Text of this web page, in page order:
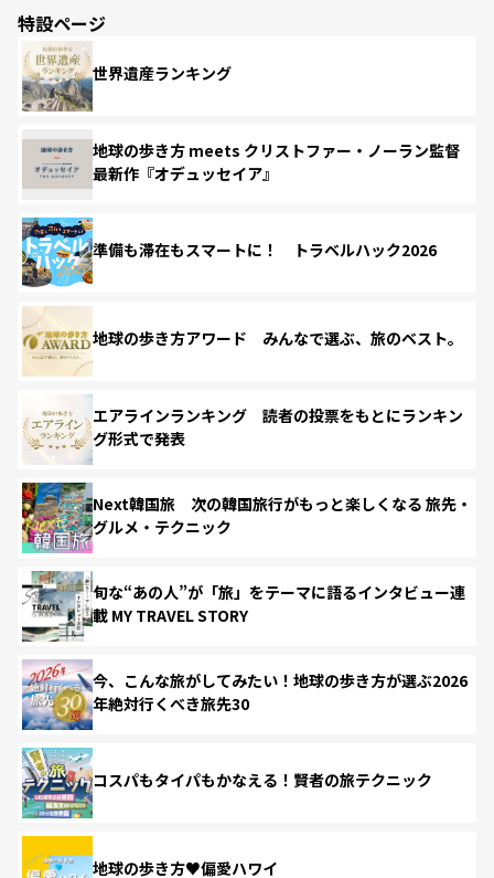
特設ページ
世界遺産ランキング
地球の歩き方 meets クリストファー・ノーラン監督
最新作『オデュッセイア』
準備も滞在もスマートに！ トラベルハック2026
地球の歩き方アワード みんなで選ぶ、旅のベスト。
エアラインランキング 読者の投票をもとにランキン
グ形式で発表
Next韓国旅 次の韓国旅行がもっと楽しくなる 旅先・
グルメ・テクニック
旬な“あの人”が「旅」をテーマに語るインタビュー連
載 MY TRAVEL STORY
今、こんな旅がしてみたい！地球の歩き方が選ぶ2026
年絶対行くべき旅先30
コスパもタイパもかなえる！賢者の旅テクニック
地球の歩き方♥偏愛ハワイ